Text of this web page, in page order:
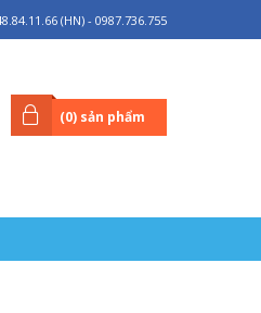
(HN) - 0987.736.755
(0) sản phẩm